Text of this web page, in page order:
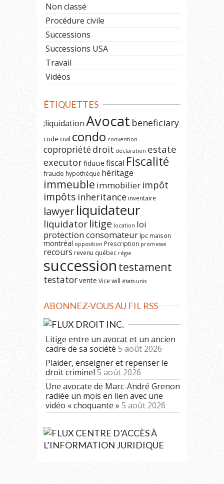
Non classé
Procédure civile
Successions
Successions USA
Travail
Vidéos
ÉTIQUETTES
;liquidationAvocat beneficiary
code civil condo convention
copropriétédroit déclaration estate
executorfiducie fiscal Fiscalité
fraude hypothèque héritage
immeuble immobilier impôt
impôts inheritance inventaire
lawyerliquidateur
liquidatorlitige location loi
protection consomateurlpc maison
montréal opposition Prescription promesse
recours revenu québec régie
succession testament
testatorvente Vice will états-unis
ABONNEZ-VOUS AU FIL RSS
DROIT INC.
Litige entre un avocat et un ancien
cadre de sa société 5 août 2026
Plaider, enseigner et repenser le
droit criminel 5 août 2026
Une avocate de Marc-André Grenon
radiée un mois en lien avec une
vidéo « choquante » 5 août 2026
CENTRE D’ACCÈS À
L’INFORMATION JURIDIQUE